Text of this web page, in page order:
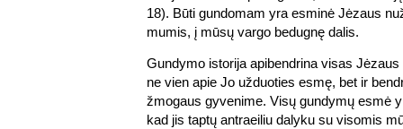
18). Būti gundomam yra esminė Jėzaus
mumis, į mūsų vargo bedugnę dalis.
Gundymo istorija apibendrina visas
ne vien apie Jo užduoties esmę, bet ir
žmogaus gyvenime. Visų gundymų esmė
kad jis taptų antraeiliu dalyku su visomis